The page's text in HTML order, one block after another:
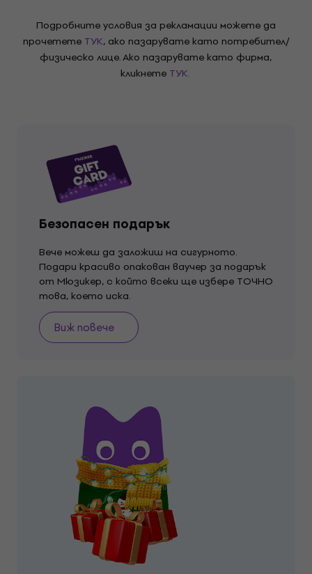
Подробните условия за рекламации можете да
прочетете ТУК, ако пазарувате като потребител/
физическо лице. Ако пазарувате като фирма,
кликнете ТУК.
Безопасен подарък
Вече можеш да заложиш на сигурното.
Подари красиво опакован ваучер за подарък
от Мюзикер, с който всеки ще избере ТОЧНО
това, което иска.
Виж повече